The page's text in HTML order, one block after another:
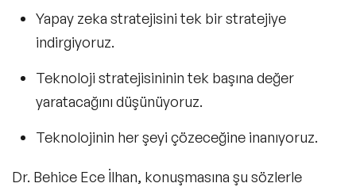
Yapay zeka stratejisini tek bir stratejiye
indirgiyoruz.
Teknoloji stratejisininin tek başına değer
yaratacağını düşünüyoruz.
Teknolojinin her şeyi çözeceğine inanıyoruz.
Dr. Behice Ece İlhan, konuşmasına şu sözlerle